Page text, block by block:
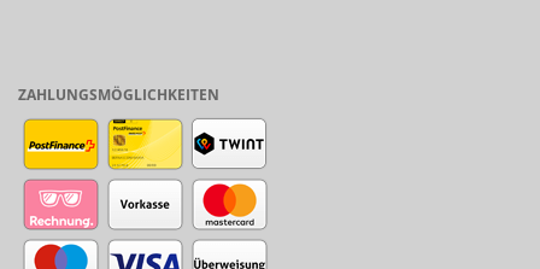
ZAHLUNGSMÖGLICHKEITEN